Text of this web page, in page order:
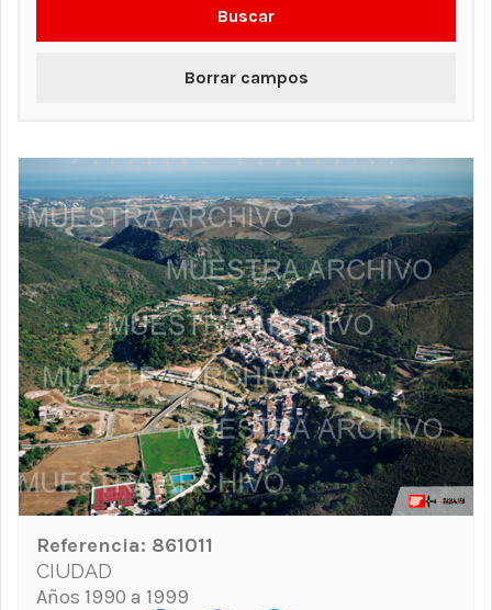
Buscar
Borrar campos
Referencia: 861011
CIUDAD
Años 1990 a 1999